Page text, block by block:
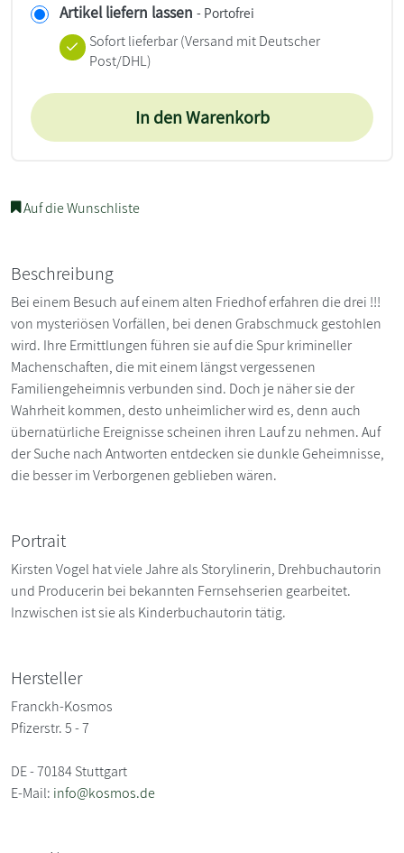
Artikel liefern lassen - Portofrei
Sofort lieferbar(Versand mit Deutscher
Post/DHL)
In den Warenkorb
Auf die Wunschliste
Beschreibung
Bei einem Besuch auf einem alten Friedhof erfahren die drei !!!
von mysteriösen Vorfällen, bei denen Grabschmuck gestohlen
wird. Ihre Ermittlungen führen sie auf die Spur krimineller
Machenschaften, die mit einem längst vergessenen
Familiengeheimnis verbunden sind. Doch je näher sie der
Wahrheit kommen, desto unheimlicher wird es, denn auch
übernatürliche Ereignisse scheinen ihren Lauf zu nehmen. Auf
der Suche nach Antworten entdecken sie dunkle Geheimnisse,
die besser im Verborgenen geblieben wären.
Portrait
Kirsten Vogel hat viele Jahre als Storylinerin, Drehbuchautorin
und Producerin bei bekannten Fernsehserien gearbeitet.
Inzwischen ist sie als Kinderbuchautorin tätig.
Hersteller
Franckh-Kosmos
Pfizerstr. 5 - 7
DE - 70184 Stuttgart
E-Mail: info@kosmos.de